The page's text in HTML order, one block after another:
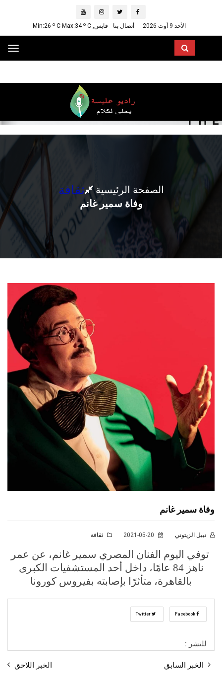
الأحد 9 أوت 2026 أتصال بنا قابس, Min:26 o C Max:34 o C
الصفحة الرئيسية ثقافة
وفاة سمير غانم
وفاة سمير غانم
نبيل الزيتوني ثقافة
توفي اليوم الفنان المصري سمير غانم، عن عمر
ناهز 84 عامًا، داخل أحد المستشفيات الكبرى
بالقاهرة، متأثرًا بإصابته بفيروس كورونا
للنشر :
الخبر السابق الخبر اللاحق